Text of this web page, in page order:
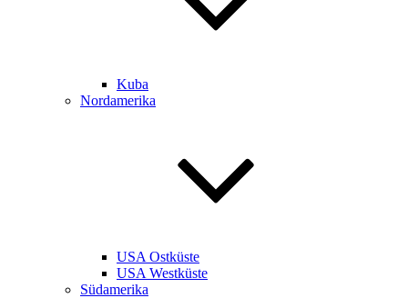
Kuba
Nordamerika
USA Ostküste
USA Westküste
Südamerika